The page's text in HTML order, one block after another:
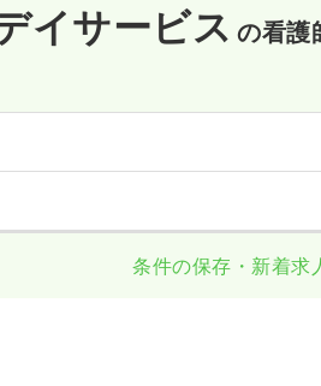
イサービス の看護
条件の保存・新着求